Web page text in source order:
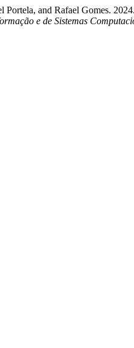
and Rafael Gomes.
e de Sistemas